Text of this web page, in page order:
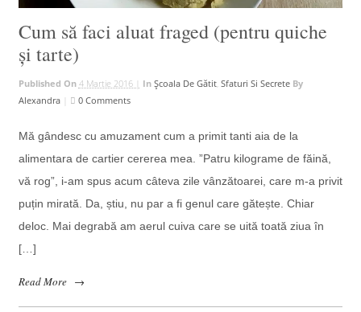
Cum să faci aluat fraged (pentru quiche
și tarte)
Published On 4 Martie 2016 | In Școala De Gătit, Sfaturi Si Secrete By
Alexandra| 0 Comments
Mă gândesc cu amuzament cum a primit tanti aia de la
alimentara de cartier cererea mea. ”Patru kilograme de făină,
vă rog”, i-am spus acum câteva zile vânzătoarei, care m-a privit
puțin mirată. Da, știu, nu par a fi genul care gătește. Chiar
deloc. Mai degrabă am aerul cuiva care se uită toată ziua în
[…]
Read More →